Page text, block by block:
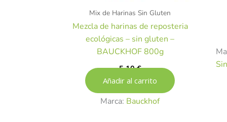
Mix de Harinas Sin Gluten
Mezcla de harinas de reposteria
ecológicas – sin gluten –
BAUCKHOF 800g
5,10€
Añadir al carrito
Marca: Bauckhof